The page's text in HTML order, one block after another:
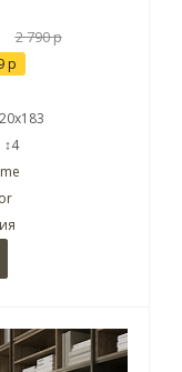
2 790р
р